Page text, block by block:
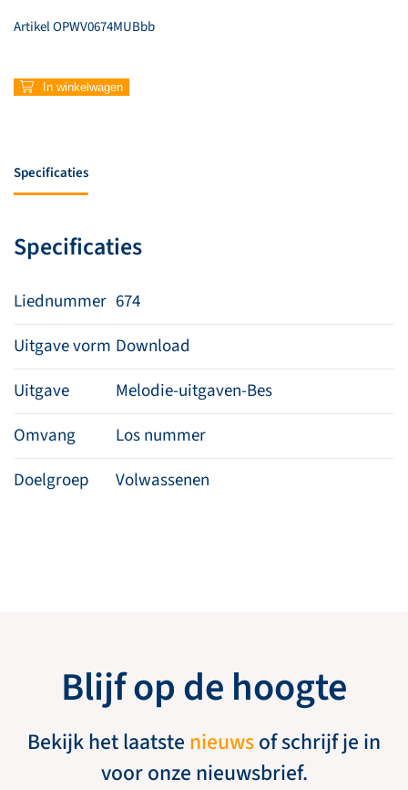
ArtikelOPWV0674MUBbb
674
stroom
van
aantal
In winkelwagen
Specificaties
Specificaties
Liednummer 674
Uitgave vorm Download
Uitgave
Melodie-uitgaven-Bes
Omvang
Los nummer
Doelgroep
Volwassenen
Blijf op de hoogte
Bekijk het laatste nieuwsof schrijf je in
voor onze nieuwsbrief.